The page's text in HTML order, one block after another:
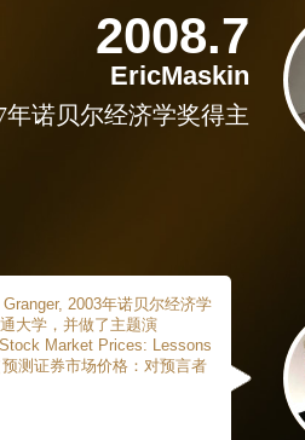
2008.7
EricMaskin
年诺贝尔经济学奖得主
2003年诺贝尔经济学
大学，并做了主题演
Market Prices: Lessons
测证券市场价格：对预言者